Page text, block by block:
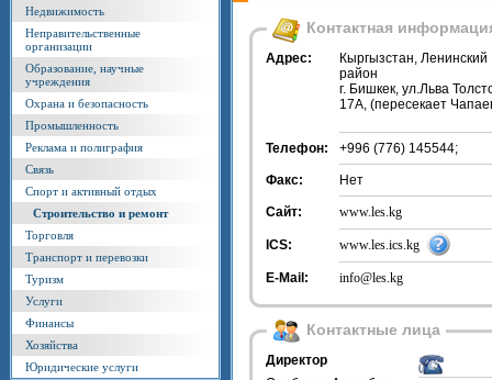
Недвижимость
Неправительственные
организации
Образование, научные
учреждения
Охрана и безопасность
Промышленность
Реклама и полиграфия
Связь
Спорт и активный отдых
Строительство и ремонт
Торговля
Транспорт и перевозки
Туризм
Услуги
Финансы
Хозяйства
Юридические услуги
Контактная
Адрес:
Кыргызстан, Ленинский
район
г. Бишкек, ул.Льва
17А, (пересекает
Телефон: +996 (776) 145544;
Факс: Нет
Сайт: www.les.kg
ICS: www.les.ics.kg
E-Mail: info@les.kg
Контактные лица
Директор